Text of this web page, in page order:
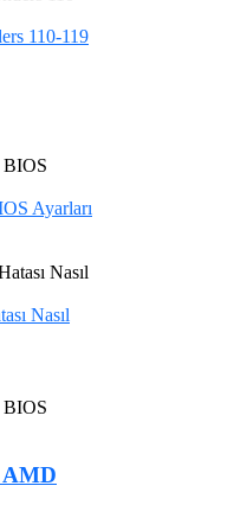
110-119
Ayarları
Nasıl
AMD